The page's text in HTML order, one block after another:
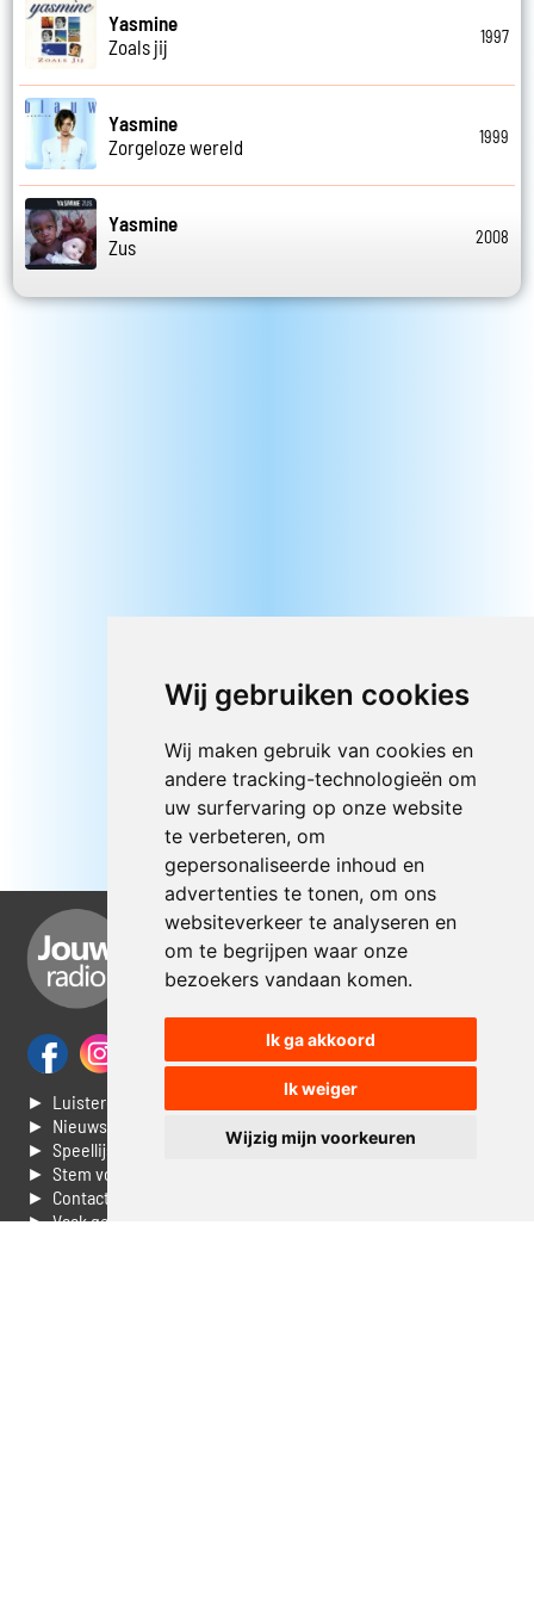
Wij gebruiken cookies
Wij maken gebruik van cookies en
andere tracking-technologieën om
uw surfervaring op onze website
te verbeteren, om
gepersonaliseerde inhoud en
advertenties te tonen, om ons
websiteverkeer te analyseren en
om te begrijpen waar onze
bezoekers vandaan komen.
Ik ga akkoord
Ik weiger
Wijzig mijn voorkeuren
Yasmine
Zoals jij
1997
Yasmine
Zorgeloze wereld
1999
Yasmine
Zus
2008
► Luisteren naar Jouwradio
► Nieuws
► Speellijst
► Stem voor de Dag top 3
► Contacteer ons
► Vaak gestelde vragen